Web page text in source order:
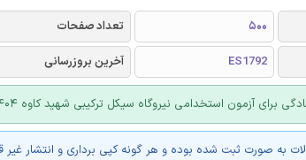
500 تعداد صفحات
ES1792 آخرین بروزرسانی
برای آزمون استخدامی نیروگاه سیکل ترکیبی شهید کاوه 1404
به صورت ثبت شده بوده و هر گونه کپی برداری و انتشار غیر